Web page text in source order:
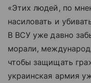
«Этих людей, по
насиловать и
В ВСУ уже давно
морали,
чтобы защищать
украинская армия